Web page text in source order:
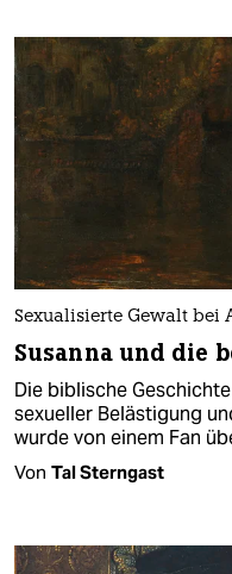
Sexualisierte Gewalt bei
Susanna und die
Die biblische
sexueller Belästigung
wurde von einem Fan
Von Tal Sterngast